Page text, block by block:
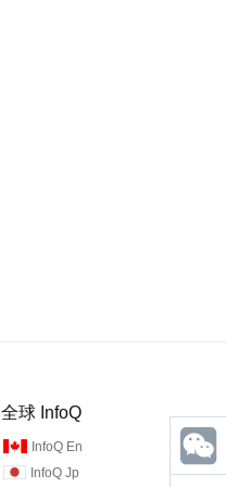
全球 InfoQ
InfoQ En
InfoQ Jp